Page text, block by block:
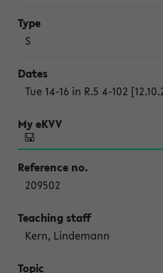
S
Tue 14-16 in R.5 4-102
209502
Kern, Lindemann